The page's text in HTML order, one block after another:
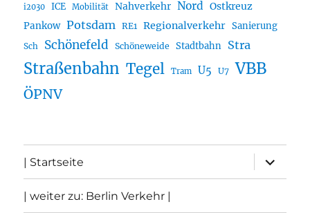
i2030 ICE Mobilität Nahverkehr Nord Ostkreuz
Pankow Potsdam RE1 Regionalverkehr Sanierung
Sch Schönefeld Schöneweide Stadtbahn Stra
Straßenbahn Tegel Tram U5 U7 VBB
ÖPNV
| Startseite
öffnen
| weiter zu: Berlin Verkehr |